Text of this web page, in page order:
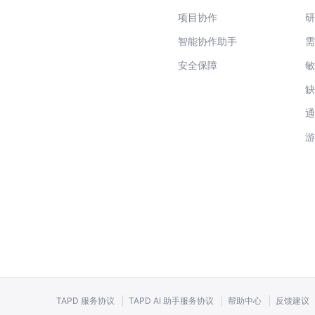
项目协作
智能协作助手
安全保障
TAPD 服务协议 TAPD AI 助手服务协议 帮助中心 反馈建议